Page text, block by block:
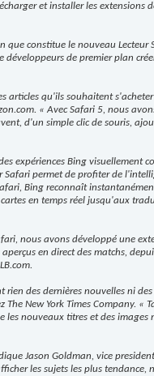
et installer les extensions
constitue le nouveau Lecteur
de premier plan
articles qu'ils souhaitent
« Avec Safari 5, nous
d'un simple clic de souris,
expériences Bing visuellement
permet de profiter de
Bing reconnaît
en temps réel jusqu'aux
nous avons développé une
en direct des matchs,
des dernières nouvelles ni
New York Times Company. «
les nouveaux titres et des
Jason Goldman, vice
les sujets les plus tendance,